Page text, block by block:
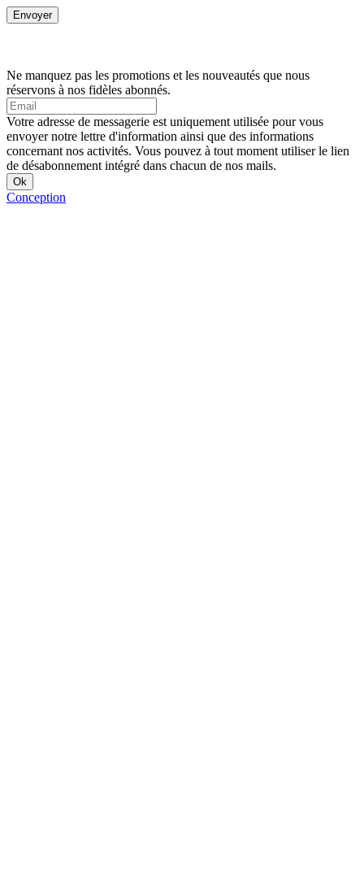
Ne manquez pas les promotions et les nouveautés que nous
réservons à nos fidèles abonnés.
Votre adresse de messagerie est uniquement utilisée pour vous
envoyer notre lettre d'information ainsi que des informations
concernant nos activités. Vous pouvez à tout moment utiliser le lien
de désabonnement intégré dans chacun de nos mails.
Conception